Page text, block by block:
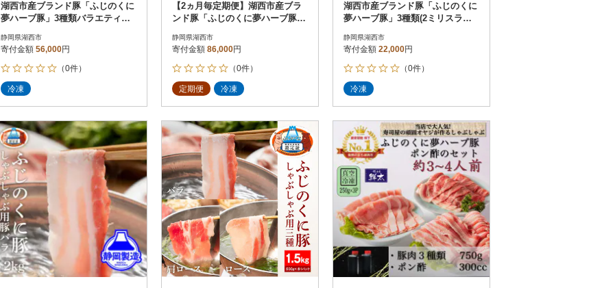
湖西市産ブランド豚「ふじのくに
夢ハーブ豚」3種類バラエティセ
凍
静岡県湖西市
寄付金額 56,000円
（0件）
冷凍
【2ヵ月毎定期便】湖西市産ブラ
ンド豚「ふじのくに夢ハーブ豚」
静岡県湖西市
寄付金額 86,000円
（0件）
定期便 冷凍
湖西市産ブランド豚「ふじのくに
夢ハーブ豚」3種類(2ミリスライ
静岡県湖西市
寄付金額 22,000円
（0件）
冷凍